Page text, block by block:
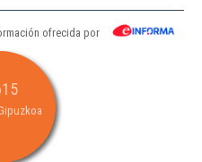
ofrecida por